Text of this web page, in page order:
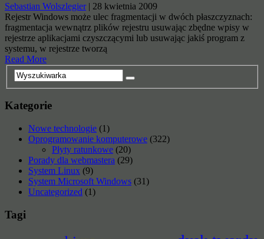
Sebastian Wolszlegier| 28 kwietnia 2009
Rejestr Windows może ulec fragmentacji w dwóch płaszczyznach:
fragmentacja wewnątrz plików rejestru usuwając zbędne wpisy w
rejestrze aplikacjami czyszczącymi lub usuwając jakiś program z
systemu, w rejestrze tworzą
Read More
Kategorie
Nowe technologie (1)
Oprogramowanie komputerowe (322)
Płyty ratunkowe (20)
Porady dla webmastera (29)
System Linux (9)
System Microsoft Windows (31)
Uncategorized (1)
Tagi